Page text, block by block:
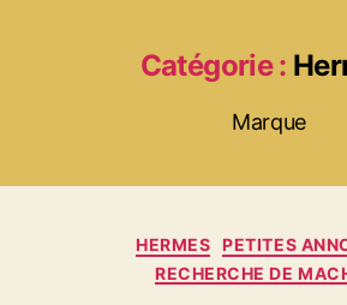
Catégorie :
Marque
HERMES
PETITES
RECHERCHE DE